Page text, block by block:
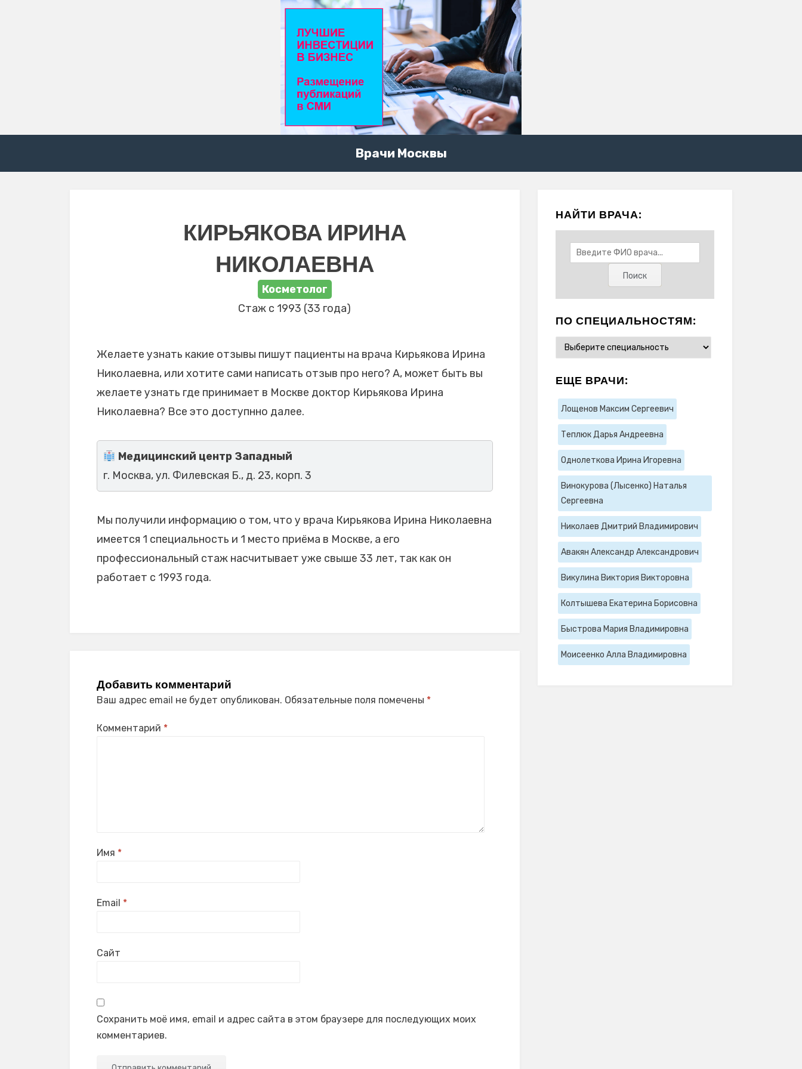
Врачи Москвы
КИРЬЯКОВА ИРИНА
НИКОЛАЕВНА
Косметолог
Стаж с 1993 (33 года)
Желаете узнать какие отзывы пишут пациенты на врача Кирьякова Ирина
Николаевна, или хотите сами написать отзыв про него? А, может быть вы
желаете узнать где принимает в Москве доктор Кирьякова Ирина
Николаевна? Все это доступнно далее.
Медицинский центр Западный
г. Москва, ул. Филевская Б., д. 23, корп. 3
Мы получили информацию о том, что у врача Кирьякова Ирина Николаевна
имеется 1 специальность и 1 место приёма в Москве, а его
профессиональный стаж насчитывает уже свыше 33 лет, так как он
работает с 1993 года.
Добавить комментарий
Ваш адрес email не будет опубликован. Обязательные поля помечены *
Комментарий *
Имя *
Email *
Сайт
Сохранить моё имя, email и адрес сайта в этом браузере для последующих моих
комментариев.
НАЙТИ ВРАЧА:
ПО СПЕЦИАЛЬНОСТЯМ:
ЕЩЕ ВРАЧИ:
Лощенов Максим Сергеевич
Теплюк Дарья Андреевна
Однолеткова Ирина Игоревна
Винокурова (Лысенко) Наталья
Сергеевна
Николаев Дмитрий Владимирович
Авакян Александр Александрович
Викулина Виктория Викторовна
Колтышева Екатерина Борисовна
Быстрова Мария Владимировна
Моисеенко Алла Владимировна